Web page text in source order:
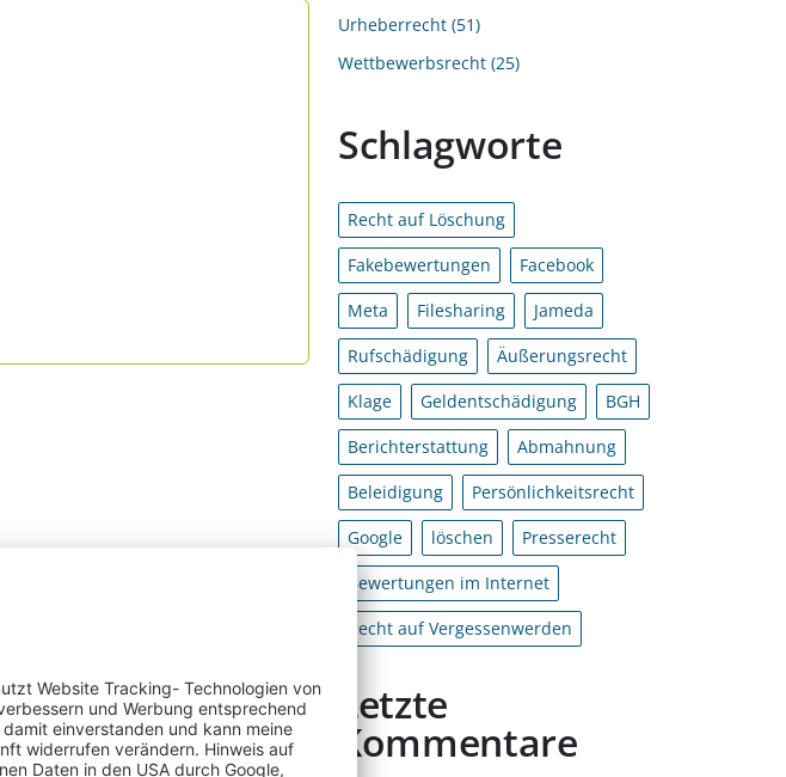
Urheberrecht 51
Wettbewerbsrecht 25
Schlagworte
Recht auf Löschung
Fakebewertungen
Facebook
Meta
Filesharing
Jameda
Rufschädigung
Äußerungsrecht
Klage
Geldentschädigung
BGH
Berichterstattung
Abmahnung
Beleidigung
Persönlichkeitsrecht
Google
löschen
Presserecht
Bewertungen im Internet
Recht auf Vergessenwerden
Letzte
Kommentare